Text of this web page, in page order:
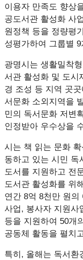
이용자 만족도 향상
공도서관 활성화 사
원정책 등을 정량평
성평가하여 그룹별
광명시는 생활밀착
서관 활성화 및 도시
경 조성 등 지역 곳
서문화 소외지역을
민의 독서문화 저변
인정받아 우수상을
시는 책 읽는 문화
동하고 있는 시민 독
도서를 지원하고 전
도서관 활성화를 위
연간 8억 8천만 원의
사업, 봉사자 지원사
등을 지원하여 50개
공동체 활동을 펼치
특히, 올해는 독서환